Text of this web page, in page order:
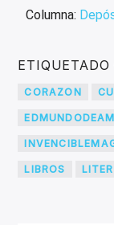
Columna:
ETIQUETADO
CORAZON
LIBROS